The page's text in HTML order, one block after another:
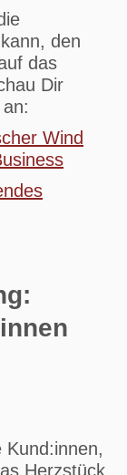
den
das
Dir
Wind
Herzstück